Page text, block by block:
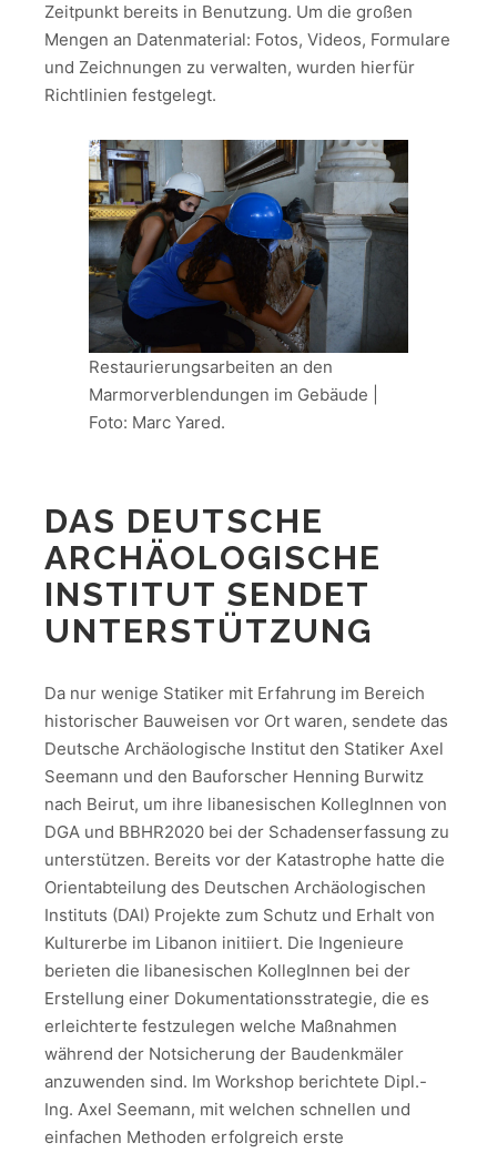
Zeitpunkt bereits in Benutzung. Um die großen
Mengen an Datenmaterial: Fotos, Videos, Formulare
und Zeichnungen zu verwalten, wurden hierfür
Richtlinien festgelegt.
Restaurierungsarbeiten an den
Marmorverblendungen im Gebäude |
Foto: Marc Yared.
DAS DEUTSCHE
ARCHÄOLOGISCHE
INSTITUT SENDET
UNTERSTÜTZUNG
Da nur wenige Statiker mit Erfahrung im Bereich
historischer Bauweisen vor Ort waren, sendete das
Deutsche Archäologische Institut den Statiker Axel
Seemann und den Bauforscher Henning Burwitz
nach Beirut, um ihre libanesischen KollegInnen von
DGA und BBHR2020 bei der Schadenserfassung zu
unterstützen. Bereits vor der Katastrophe hatte die
Orientabteilung des Deutschen Archäologischen
Instituts (DAI) Projekte zum Schutz und Erhalt von
Kulturerbe im Libanon initiiert. Die Ingenieure
berieten die libanesischen KollegInnen bei der
Erstellung einer Dokumentationsstrategie, die es
erleichterte festzulegen welche Maßnahmen
während der Notsicherung der Baudenkmäler
anzuwenden sind. Im Workshop berichtete Dipl.-
Ing. Axel Seemann, mit welchen schnellen und
einfachen Methoden erfolgreich erste